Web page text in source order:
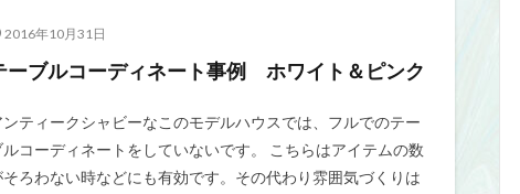
2016年10月31日
ーブルコーディネート事例 ホワイト＆ピンク
ンティークシャビーなこのモデルハウスでは、フルでのテー
ルコーディネートをしていないです。 こちらはアイテムの数
そろわない時などにも有効です。その代わり雰囲気づくりは